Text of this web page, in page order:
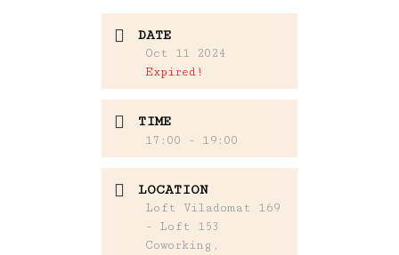
DATE
Oct 11 2024
Expired!
TIME
17:00 - 19:00
LOCATION
Loft Viladomat 169
- Loft 153
Coworking,